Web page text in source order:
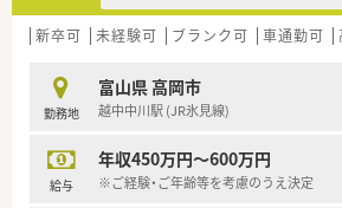
■現場の意見を尊重する風土があり、
員を守る体制が整備されています。
ことも大きな魅力のひとつです。
【こんな取り組みをしています】
よる積極的なフォローを推進中です。
■全店舗にバーコードを用いた過誤防止
新卒可 未経験可 ブランク可 車通勤可
勤務地
富山県 高岡市
越中中川駅 (JR氷見線)
給与
年収450万円～600万円
※ご経験・ご年齢等を考慮のうえ決定